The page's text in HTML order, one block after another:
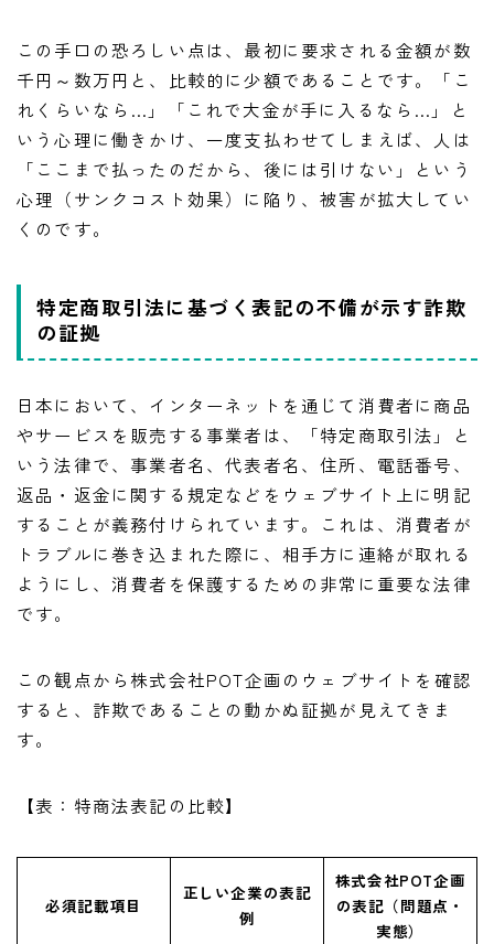
この手口の恐ろしい点は、最初に要求される金額が数
千円～数万円と、比較的に少額であることです。「こ
れくらいなら…」「これで大金が手に入るなら…」と
いう心理に働きかけ、一度支払わせてしまえば、人は
「ここまで払ったのだから、後には引けない」という
心理（サンクコスト効果）に陥り、被害が拡大してい
くのです。
特定商取引法に基づく表記の不備が示す詐欺
の証拠
日本において、インターネットを通じて消費者に商品
やサービスを販売する事業者は、「特定商取引法」と
いう法律で、事業者名、代表者名、住所、電話番号、
返品・返金に関する規定などをウェブサイト上に明記
することが義務付けられています。これは、消費者が
トラブルに巻き込まれた際に、相手方に連絡が取れる
ようにし、消費者を保護するための非常に重要な法律
です。
この観点から株式会社POT企画のウェブサイトを確認
すると、詐欺であることの動かぬ証拠が見えてきま
す。
【表：特商法表記の比較】
必須記載項目
正しい企業の表記
例
株式会社POT企画
の表記（問題点・
実態）